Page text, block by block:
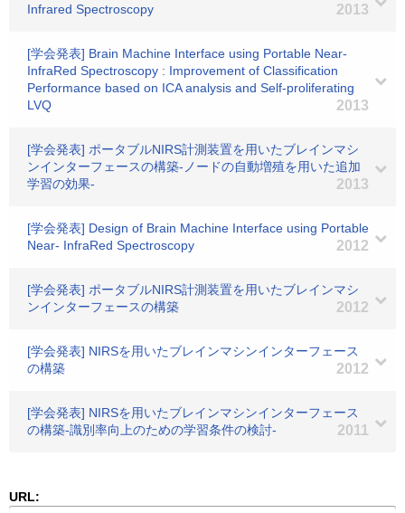
Infrared Spectroscopy
2013
[学会発表] Brain Machine Interface using Portable Near-
InfraRed Spectroscopy : Improvement of Classification
Performance based on ICA analysis and Self-proliferating
LVQ
2013
[学会発表] ポータブルNIRS計測装置を用いたブレインマシ
ンインターフェースの構築-ノードの自動増殖を用いた追加
学習の効果-
2013
[学会発表] Design of Brain Machine Interface using Portable
Near- InfraRed Spectroscopy
2012
[学会発表] ポータブルNIRS計測装置を用いたブレインマシ
ンインターフェースの構築
2012
[学会発表] NIRSを用いたブレインマシンインターフェース
の構築
2012
[学会発表] NIRSを用いたブレインマシンインターフェース
の構築-識別率向上のための学習条件の検討-
2011
URL: